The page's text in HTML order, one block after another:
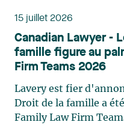
municipalités dans la
Reconnue pour son
et pratique, elle
taxation municipale et
plus de contribuer
publications et à des
Sébastien Desroches
15 juillet 2026
Canadian Lawyer -
famille figure au
Firm Teams 2026
Lavery est fier
Droit de la famille a
Family Law Firm